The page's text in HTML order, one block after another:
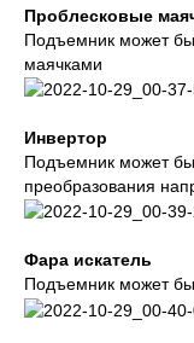
Проблесковые
Подъемник может
маячками
Инвертор
Подъемник может
преобразования
Фара искатель
Подъемник может